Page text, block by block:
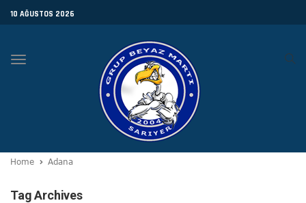
10 AĞUSTOS 2026
Toggle
Home Adana
Tag Archives